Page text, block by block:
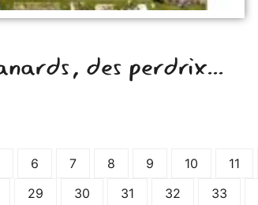
des perdrix...
6 7 8 9 10 11
29 30 31 32 33